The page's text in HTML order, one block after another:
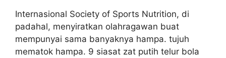
Internasional Society of Sports Nutrition, di
padahal, menyiratkan olahragawan buat
mempunyai sama banyaknya hampa. tujuh
mematok hampa. 9 siasat zat putih telur bola